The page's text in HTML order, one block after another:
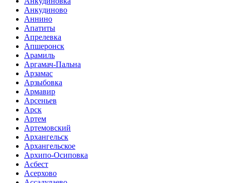
Анкудиново
Аннино
Апатиты
Апрелевка
Апшеронск
Арамиль
Аргамач-Пальна
Арзамас
Арзыбовка
Армавир
Арсеньев
Арск
Артем
Артемовский
Архангельск
Архангельское
Архипо-Осиповка
Асбест
Асерхово